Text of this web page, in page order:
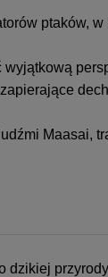
ptaków,
wyjątkową
Maasai,
dzikiej